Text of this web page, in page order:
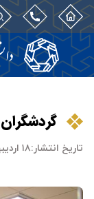
تاریخ انتشار:۱۸ اردیبهشت ۱۳۹۸